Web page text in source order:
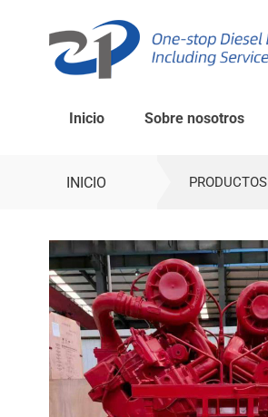
Inicio Sobre nosotros
INICIO PRODUCTOS